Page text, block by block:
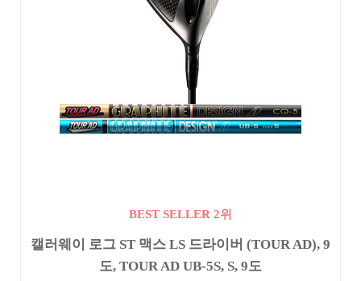
BEST SELLER 2위
캘러웨이 로그 ST 맥스 LS 드라이버 (TOUR AD), 9
도, TOUR AD UB-5S, S, 9도